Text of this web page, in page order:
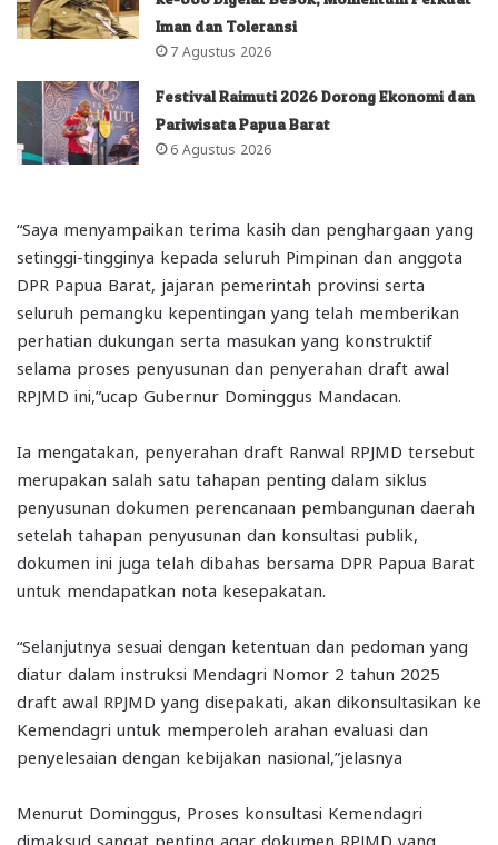
Iman dan Toleransi
7 Agustus 2026
Festival Raimuti 2026 Dorong Ekonomi dan
Pariwisata Papua Barat
6 Agustus 2026
“Saya menyampaikan terima kasih dan penghargaan yang
setinggi-tingginya kepada seluruh Pimpinan dan anggota
DPR Papua Barat, jajaran pemerintah provinsi serta
seluruh pemangku kepentingan yang telah memberikan
perhatian dukungan serta masukan yang konstruktif
selama proses penyusunan dan penyerahan draft awal
RPJMD ini,”ucap Gubernur Dominggus Mandacan.
Ia mengatakan, penyerahan draft Ranwal RPJMD tersebut
merupakan salah satu tahapan penting dalam siklus
penyusunan dokumen perencanaan pembangunan daerah
setelah tahapan penyusunan dan konsultasi publik,
dokumen ini juga telah dibahas bersama DPR Papua Barat
untuk mendapatkan nota kesepakatan.
“Selanjutnya sesuai dengan ketentuan dan pedoman yang
diatur dalam instruksi Mendagri Nomor 2 tahun 2025
draft awal RPJMD yang disepakati, akan dikonsultasikan ke
Kemendagri untuk memperoleh arahan evaluasi dan
penyelesaian dengan kebijakan nasional,”jelasnya
Menurut Dominggus, Proses konsultasi Kemendagri
dimaksud sangat penting agar dokumen RPJMD yang